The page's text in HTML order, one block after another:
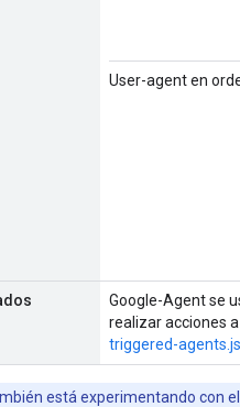
User-agent en
Google-Agent se
realizar acciones
triggered-
está experimentando con el